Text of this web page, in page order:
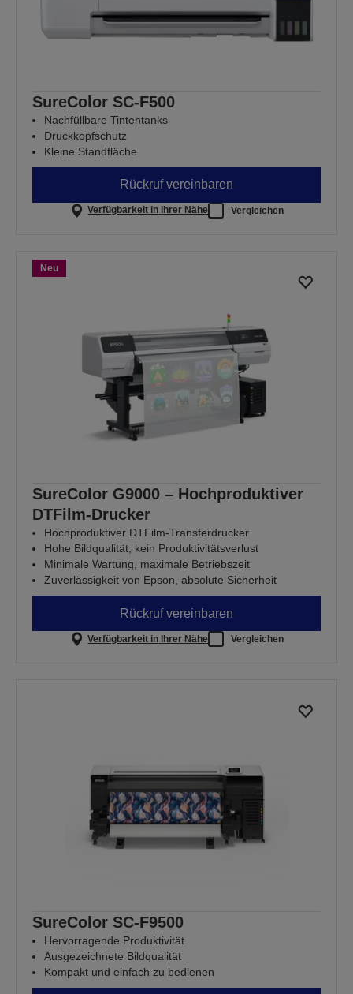
SureColor SC-F500
Nachfüllbare Tintentanks
Druckkopfschutz
Kleine Standfläche
Rückruf vereinbaren
Verfügbarkeit in Ihrer Nähe Vergleichen
Neu
SureColor G9000 – Hochproduktiver
DTFilm-Drucker
Hochproduktiver DTFilm-Transferdrucker
Hohe Bildqualität, kein Produktivitätsverlust
Minimale Wartung, maximale Betriebszeit
Zuverlässigkeit von Epson, absolute Sicherheit
Rückruf vereinbaren
Verfügbarkeit in Ihrer Nähe Vergleichen
SureColor SC-F9500
Hervorragende Produktivität
Ausgezeichnete Bildqualität
Kompakt und einfach zu bedienen